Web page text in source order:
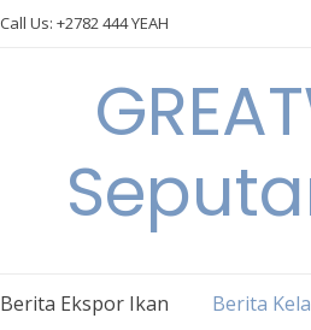
Call Us: +2782 444 YEAH
Berita Ekspor Ikan Berita